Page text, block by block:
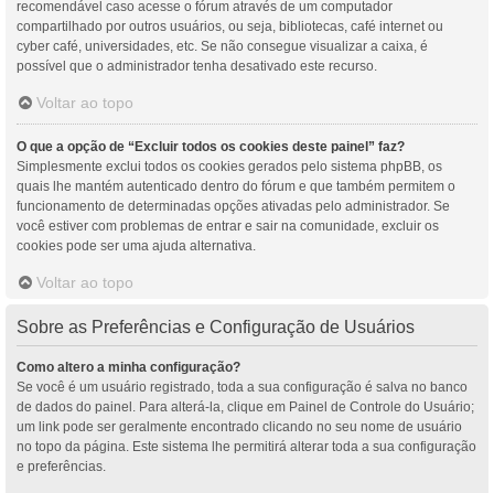
recomendável caso acesse o fórum através de um computador
compartilhado por outros usuários, ou seja, bibliotecas, café internet ou
cyber café, universidades, etc. Se não consegue visualizar a caixa, é
possível que o administrador tenha desativado este recurso.
Voltar ao topo
O que a opção de “Excluir todos os cookies deste painel” faz?
Simplesmente exclui todos os cookies gerados pelo sistema phpBB, os
quais lhe mantém autenticado dentro do fórum e que também permitem o
funcionamento de determinadas opções ativadas pelo administrador. Se
você estiver com problemas de entrar e sair na comunidade, excluir os
cookies pode ser uma ajuda alternativa.
Voltar ao topo
Sobre as Preferências e Configuração de Usuários
Como altero a minha configuração?
Se você é um usuário registrado, toda a sua configuração é salva no banco
de dados do painel. Para alterá-la, clique em Painel de Controle do Usuário;
um link pode ser geralmente encontrado clicando no seu nome de usuário
no topo da página. Este sistema lhe permitirá alterar toda a sua configuração
e preferências.